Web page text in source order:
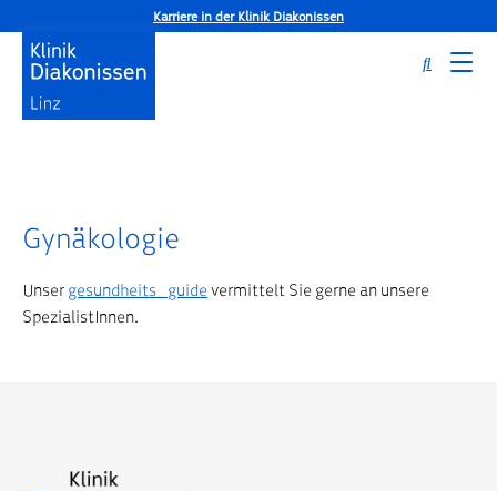
Karriere in der Klinik Diakonissen
Startseite
Medizinische Schwerpunkte
Weitere Behandlungsbereiche
Gynäkologie
Unsergesundheits_guidevermittelt Sie gerne an unsere
SpezialistInnen.